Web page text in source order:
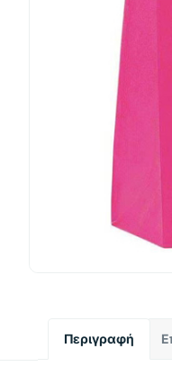
Περιγραφή